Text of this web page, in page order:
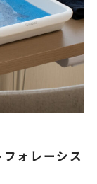
ォレーシス